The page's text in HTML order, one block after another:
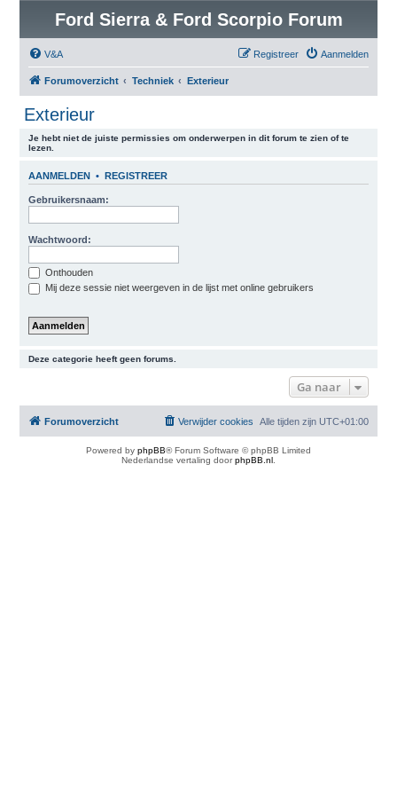
Ford Sierra & Ford Scorpio Forum
V&A Aanmelden
Registreer
Forumoverzicht Techniek Exterieur
Exterieur
Je hebt niet de juiste permissies om onderwerpen in dit forum te zien of te
lezen.
AANMELDEN • REGISTREER
Gebruikersnaam:
Wachtwoord:
Onthouden
Mij deze sessie niet weergeven in de lijst met online gebruikers
Deze categorie heeft geen forums.
Ga naar
Forumoverzicht Alle tijden zijn UTC+01:00
Verwijder cookies
Powered by phpBB® Forum Software © phpBB Limited
Nederlandse vertaling doorphpBB.nl